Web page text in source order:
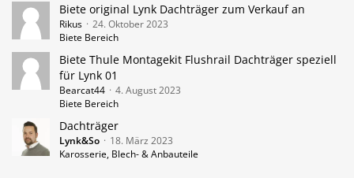
Biete original Lynk Dachträger zum Verkauf an
Rikus
24. Oktober 2023
Biete Bereich
Biete Thule Montagekit Flushrail Dachträger speziell
für Lynk 01
Bearcat44
4. August 2023
Biete Bereich
Dachträger
Lynk&So
18. März 2023
Karosserie, Blech- & Anbauteile